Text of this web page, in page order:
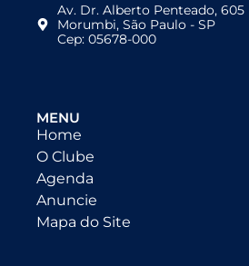
Av. Dr. Alberto Penteado, 605
Morumbi, São Paulo - SP
Cep: 05678-000
MENU
Home
O Clube
Agenda
Anuncie
Mapa do Site